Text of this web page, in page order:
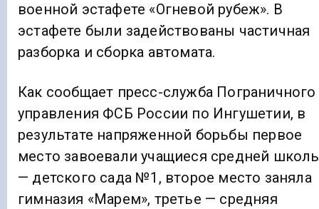
военной эстафете «Огневой рубеж». В
эстафете были задействованы частичная
разборка и сборка автомата.
Как сообщает пресс-служба Пограничного
управления ФСБ России по Ингушетии, в
результате напряженной борьбы первое
место завоевали учащиеся средней
— детского сада №1, второе место заняла
гимназия «Марем», третье — средняя